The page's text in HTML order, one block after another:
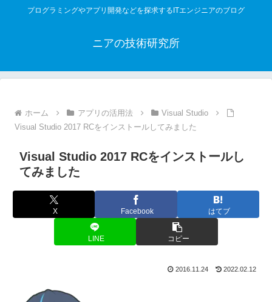
プログラミングやアプリ開発などを探求するITエンジニアのブログ
ニアの技術研究所
ホーム アプリの活用法
Visual Studio
Visual Studio 2017 RCをインストールしてみました
Visual Studio 2017 RCをインストールし
てみました
X Facebook はてブ
LINE コピー
2016.11.24 2022.02.12